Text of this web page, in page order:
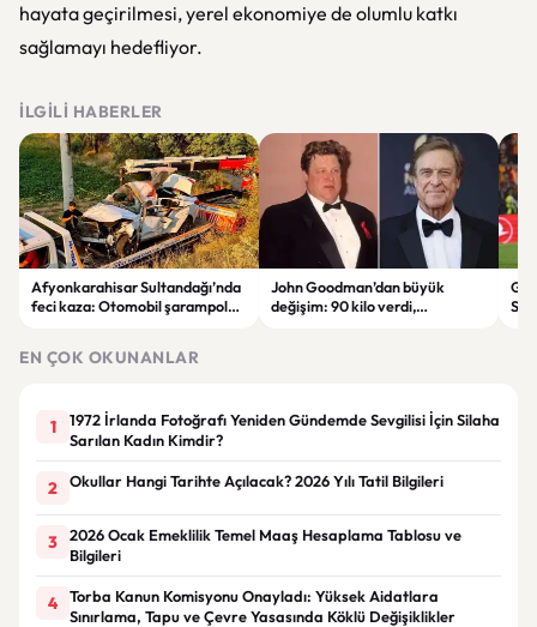
hayata geçirilmesi, yerel ekonomiye de olumlu katkı
sağlamayı hedefliyor.
İLGILI HABERLER
Afyonkarahisar Sultandağı’nda
feci kaza: Otomobil şarampole
John Goodman’dan büyük
değişim: 90 kilo verdi,
EN ÇOK OKUNANLAR
1
1972 İrlanda Fotoğrafı Yeniden Gündemde Sevgilisi İçin Silaha
Sarılan Kadın Kimdir?
2 Okullar Hangi Tarihte Açılacak? 2026 Yılı Tatil Bilgileri
3
2026 Ocak Emeklilik Temel Maaş Hesaplama Tablosu ve
Bilgileri
4
Torba Kanun Komisyonu Onayladı: Yüksek Aidatlara
Sınırlama, Tapu ve Çevre Yasasında Köklü Değişiklikler